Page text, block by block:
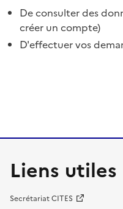
De consulter des
créer un compte)
D'effectuer vos
Liens utiles
Secrétariat CITES